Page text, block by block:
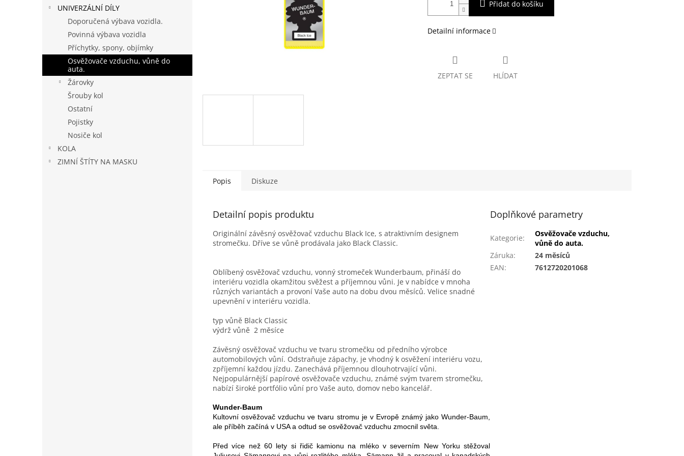
UNIVERZÁLNÍ DÍLY
Doporučená výbava vozidla.
Povinná výbava vozidla
Příchytky, spony, objímky
Osvěžovače vzduchu, vůně do
auta.
Žárovky
Šrouby kol
Ostatní
Pojistky
Nosiče kol
KOLA
ZIMNÍ ŠTÍTY NA MASKU
Přidat do košíku
Detailní informace
ZEPTAT SE HLÍDAT
Popis Diskuze
Detailní popis produktu
Originální závěsný osvěžovač vzduchu Black Ice, s atraktivním designem
stromečku. Dříve se vůně prodávala jako Black Classic.
Oblíbený osvěžovač vzduchu, vonný stromeček Wunderbaum, přináší do
interiéru vozidla okamžitou svěžest a příjemnou vůni. Je v nabídce v mnoha
různých variantách a provoní Vaše auto na dobu dvou měsíců. Velice snadné
upevnění v interiéru vozidla.
typ vůně Black Classic
výdrž vůně 2 měsíce
Závěsný osvěžovač vzduchu ve tvaru stromečku od předního výrobce
automobilových vůní. Odstraňuje zápachy, je vhodný k osvěžení interiéru vozu,
zpříjemní každou jízdu. Zanechává příjemnou dlouhotrvající vůni.
Nejpopulárnější papírové osvěžovače vzduchu, známé svým tvarem stromečku,
nabízí široké portfólio vůní pro Vaše auto, domov nebo kancelář.
Wunder-Baum
Kultovní osvěžovač vzduchu ve tvaru stromu je v Evropě známý jako Wunder-Baum,
ale příběh začíná v USA a odtud se osvěžovač vzduchu zmocnil světa.
Před více než 60 lety si řidič kamionu na mléko v severním New Yorku stěžoval
Doplňkové parametry
Kategorie:
Osvěžovače vzduchu,
vůně do auta.
Záruka:
24 měsíců
EAN: 7612720201068